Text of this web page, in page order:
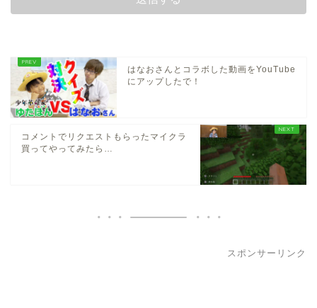
はなおさんとコラボした動画をYouTube
にアップしたで！
コメントでリクエストもらったマイクラ
買ってやってみたら…
スポンサーリンク